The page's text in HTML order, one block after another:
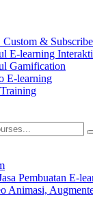
Custom & Subscribe
E-learning
Gamification
E-learning
& LMS Anda
Tim